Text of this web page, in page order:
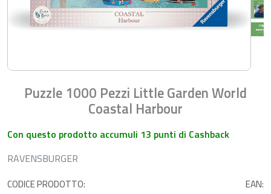
Puzzle 1000 Pezzi Little Garden World
Coastal Harbour
Con questo prodotto accumuli 13 punti di Cashback
RAVENSBURGER
CODICE PRODOTTO:
EAN: